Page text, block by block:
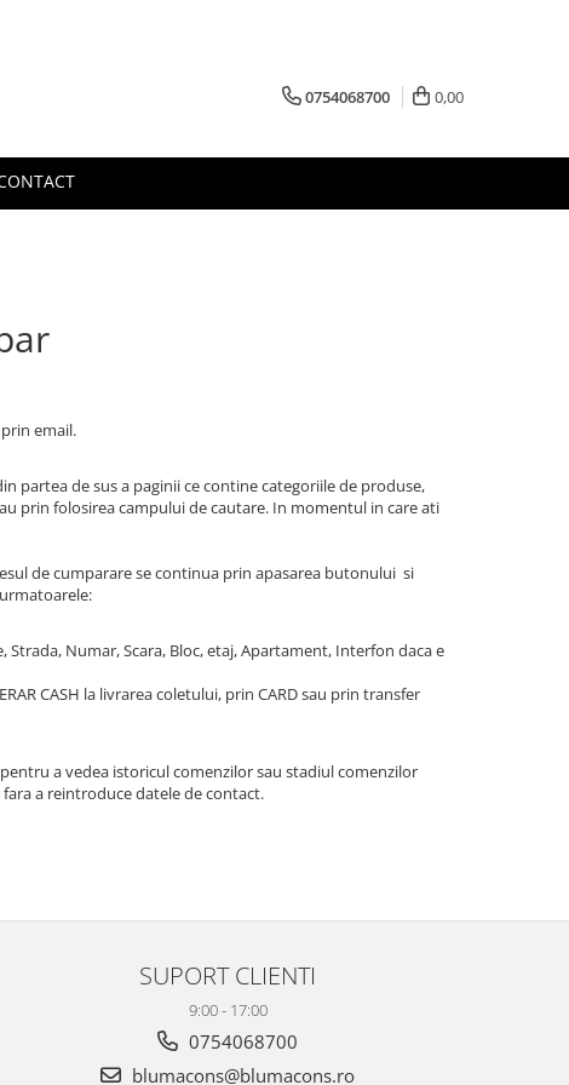
0754068700 0,00
email.
partea de sus a paginii ce contine categoriile de produse,
prin folosirea campului de cautare. In momentul in care ati
de cumparare se continua prin apasarea butonului si
Numar, Scara, Bloc, etaj, Apartament, Interfon daca e
CASH la livrarea coletului, prin CARD sau prin transfer
a vedea istoricul comenzilor sau stadiul comenzilor
a reintroduce datele de contact.
SUPORT CLIENTI
9:00 - 17:00
0754068700
blumacons@blumacons.ro